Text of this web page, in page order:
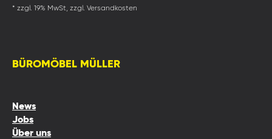
* zzgl. 19% MwSt, zzgl. Versandkosten
BÜROMÖBEL MÜLLER
News
Jobs
Über uns